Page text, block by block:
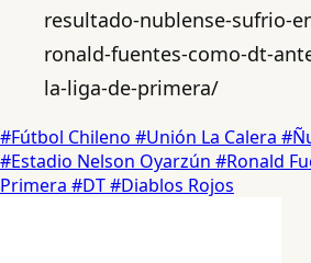
resultado-nublense-sufrio-
ronald-fuentes-como-dt-
la-liga-de-primera/
#Fútbol Chileno #Unión La Calera
#Estadio Nelson Oyarzún #Ronald
Primera #DT#Diablos Rojos